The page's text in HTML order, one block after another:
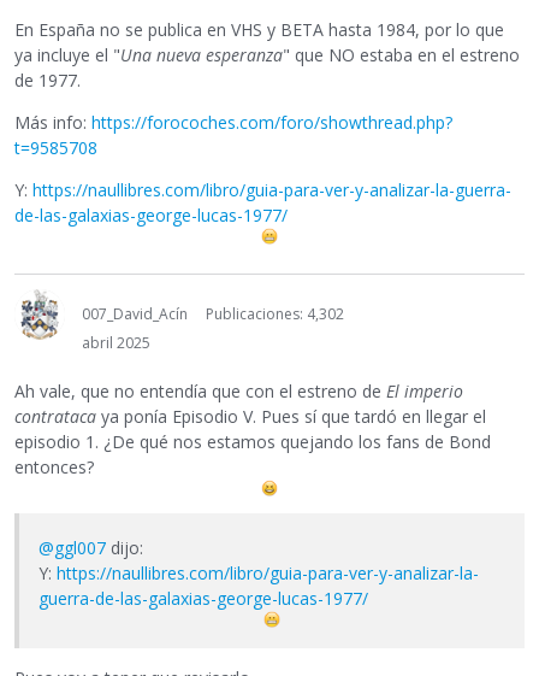
En España no se publica en VHS y BETA hasta 1984, por lo que
ya incluye el "Una nueva esperanza" que NO estaba en el estreno
de 1977.
Más info: https://forocoches.com/foro/showthread.php?
t=9585708
Y: https://naullibres.com/libro/guia-para-ver-y-analizar-la-guerra-
de-las-galaxias-george-lucas-1977/
007_David_Acín
Publicaciones: 4,302
abril 2025
Ah vale, que no entendía que con el estreno de El imperio
contrataca ya ponía Episodio V. Pues sí que tardó en llegar el
episodio 1. ¿De qué nos estamos quejando los fans de Bond
entonces?
@ggl007 dijo:
Y: https://naullibres.com/libro/guia-para-ver-y-analizar-la-
guerra-de-las-galaxias-george-lucas-1977/